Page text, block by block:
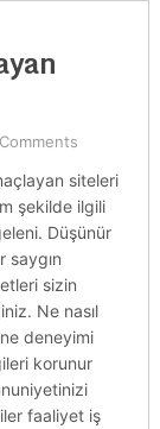
siteleri
şekilde ilgili
Düşünür
saygın
sizin
Ne nasıl
deneyimi
korunur
faaliyet iş